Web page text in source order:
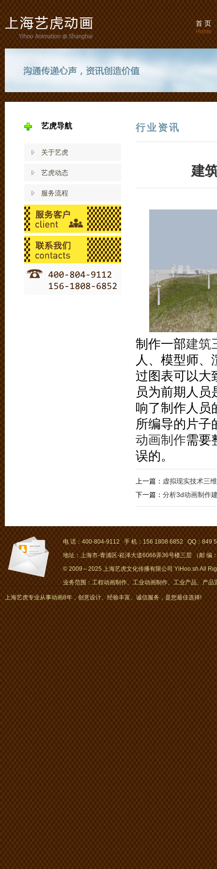
首 页
Home
艺虎导航
关于艺虎
艺虎动态
服务流程
行业资讯
建
制作一部建筑
人、模型师
过图表可以大
员为前期人
响了制作人员
所编导的片子
动画制作需要
误的。
上一篇： 虚拟现实技术三
下一篇： 分析3d动画制作
电 话：400-804-9112 手 机：156 1808 6852 QQ：849
地址：上海市-青浦区-崧泽大道6066弄36号楼三层 （邮 编
© 2009～2025 上海艺虎文化传播有限公司 YiHoo.sh All
业务范围：工程动画制作、工业动画制作、工业产品、产
画、mg动画
上海艺虎专业从事动画8年，创意设计、经验丰富、诚信服务，是您最佳选择!